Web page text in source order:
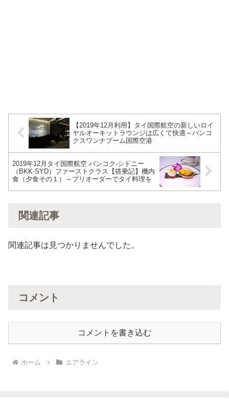
【2019年12月利用】タイ国際航空の新しいロイ
ヤルオーキットラウンジは広くて快適～バンコ
クスワンナプーム国際空港
2019年12月タイ国際航空 バンコク-シドニー
（BKK-SYD）ファーストクラス【搭乗記】機内
食（夕食その１）～プリオーダーでタイ料理を
関連記事
関連記事は見つかりませんでした。
コメント
コメントを書き込む
ホーム エアライン